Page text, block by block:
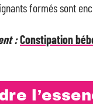
formés sont
:Constipation